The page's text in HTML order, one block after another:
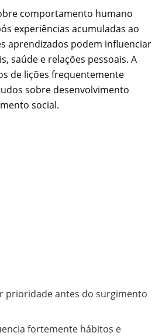
comportamento humano
experiências acumuladas ao
aprendizados podem influenciar
saúde e relações pessoais. A
de lições frequentemente
sobre desenvolvimento
social.
prioridade antes do surgimento
fortemente hábitos e